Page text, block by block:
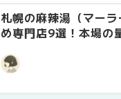
札幌の麻辣湯（マー
め専門店9選！本場の
新店まで徹底比較 |
HOKKAIDO
イ
ン